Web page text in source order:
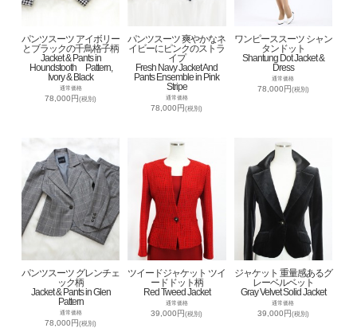
パンツスーツ アイボリー
とブラックの千鳥格子柄
Jacket & Pants in
Houndstooth Pattern,
Ivory & Black
通常価格
78,000円(税別)
パンツスーツ 爽やかなネ
イビーにピンクのストラ
イプ
Fresh Navy Jacket And
Pants Ensemble in Pink
Stripe
通常価格
78,000円(税別)
ワンピーススーツ シャン
タンドット
Shantung Dot Jacket &
Dress
通常価格
78,000円(税別)
パンツスーツ グレンチェ
ック柄
Jacket & Pants in Glen
Pattern
通常価格
78,000円(税別)
ツイードジャケット ツイ
ードドット柄
Red Tweed Jacket
通常価格
39,000円(税別)
ジャケット 重量感あるグ
レーベルベット
Gray Velvet Solid Jacket
通常価格
39,000円(税別)